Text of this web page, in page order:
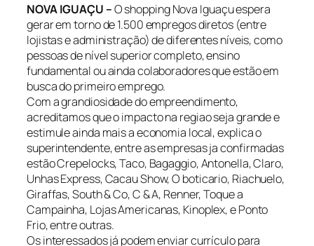
NOVA IGUAÇU –O shopping Nova Iguaçu espera
gerar em torno de 1.500 empregos diretos (entre
lojistas e administração) de diferentes níveis, como
pessoas de nível superior completo, ensino
fundamental ou ainda colaboradores que estão em
busca do primeiro emprego.
Com a grandiosidade do empreendimento,
acreditamos que o impacto na regiao seja grande e
estimule ainda mais a economia local, explica o
superintendente, entre as empresas ja confirmadas
estão Crepelocks, Taco, Bagaggio, Antonella, Claro,
Unhas Express, Cacau Show, O boticario, Riachuelo,
Giraffas, South & Co, C & A, Renner, Toque a
Campainha, Lojas Americanas, Kinoplex, e Ponto
Frio, entre outras.
Os interessados já podem enviar currículo para